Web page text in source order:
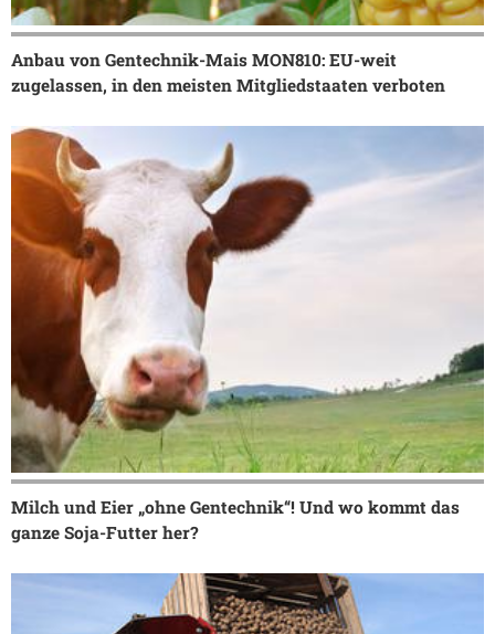
Anbau von Gentechnik-Mais MON810: EU-weit
zugelassen, in den meisten Mitgliedstaaten verboten
Milch und Eier „ohne Gentechnik“! Und wo kommt das
ganze Soja-Futter her?